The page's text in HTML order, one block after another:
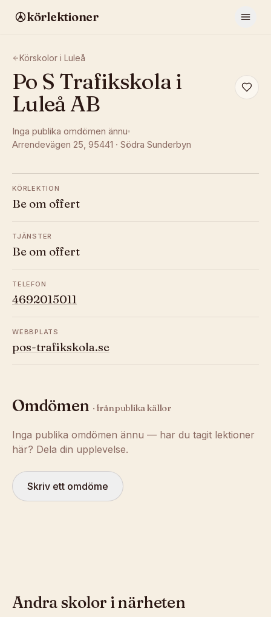
körlektioner
Körskolor i Luleå
Po S Trafikskola i
Luleå AB
Inga publika omdömen ännu
Arrendevägen 25, 95441 · Södra Sunderbyn
KÖRLEKTION
Be om offert
TJÄNSTER
Be om offert
TELEFON
4692015011
WEBBPLATS
pos-trafikskola.se
Omdömen · från publika källor
Inga publika omdömen ännu — har du tagit lektioner
här? Dela din upplevelse.
Skriv ett omdöme
Andra skolor i närheten